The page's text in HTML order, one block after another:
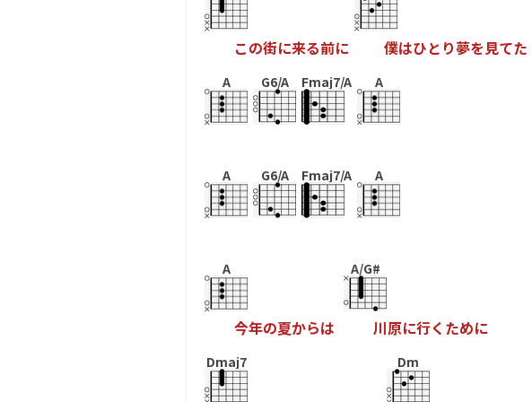
この街に来る前に 僕はひと り夢を見てた
A G6/A Fmaj7/A A
A G6/A Fmaj7/A A
A
今年の夏からは
A/G#
川原に行く ために
Dmaj7 Dm